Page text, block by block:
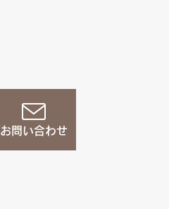
お問い合わせ